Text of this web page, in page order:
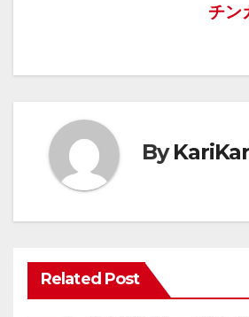
チン
By
Related Post